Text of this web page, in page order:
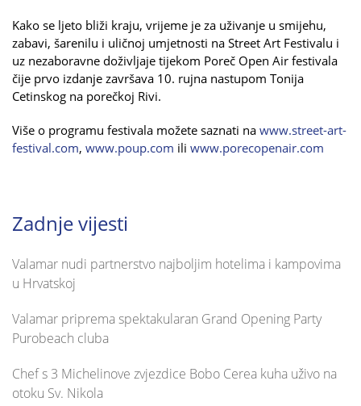
Kako se ljeto bliži kraju, vrijeme je za uživanje u smijehu,
zabavi, šarenilu i uličnoj umjetnosti na Street Art Festivalu i
uz nezaboravne doživljaje tijekom Poreč Open Air festivala
čije prvo izdanje završava 10. rujna nastupom Tonija
Cetinskog na porečkoj Rivi.
Više o programu festivala možete saznati na www.street-art-
festival.com, www.poup.com ili www.porecopenair.com
Zadnje vijesti
Valamar nudi partnerstvo najboljim hotelima i kampovima
u Hrvatskoj
Valamar priprema spektakularan Grand Opening Party
Purobeach cluba
Chef s 3 Michelinove zvjezdice Bobo Cerea kuha uživo na
otoku Sv. Nikola